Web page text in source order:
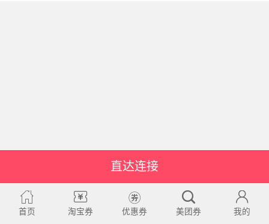
直达连接
首页 淘宝券 优惠券 美团券 我的